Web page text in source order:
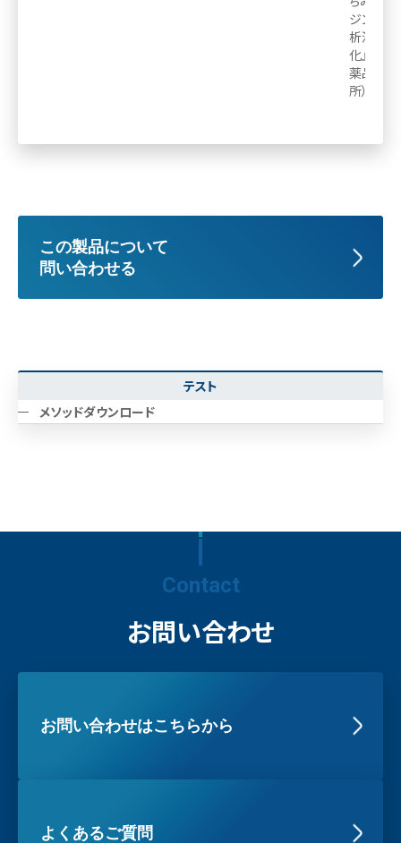
テスト
メソッドダウンロード
ジンアル
析法の
化』志田
薬品食
所）
この製品について
問い合わせる
Contact
お問い合わせ
お問い合わせはこちらから
よくあるご質問